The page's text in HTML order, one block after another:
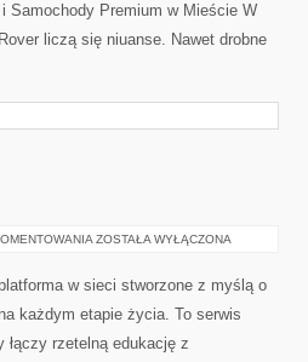
Samochody Premium w Mieście W
liczą się niuanse. Nawet drobne
CIĄŻA
ZOSTAŁA WYŁĄCZONA
w sieci stworzone z myślą o
każdym etapie życia. To serwis
łączy rzetelną edukację z